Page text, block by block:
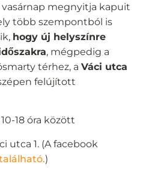
megnyitja kapuit
több szempontból is
hogy új helyszínre
, mégpedig a
térhez, aVáci utca
felújított
10-18 óra között
utca 1. (A facebook
)